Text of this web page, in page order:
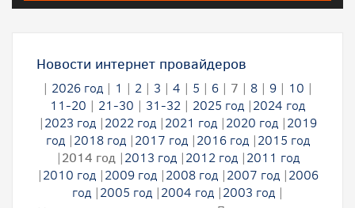
Новости интернет провайдеров
| 2026 год| 1 | 2| 3 | 4 | 5 | 6| 7 | 8| 9| 10 |
11-20 | 21-30 | 31-32 | 2025 год |2024 год
|2023 год|2022 год|2021 год|2020 год|2019
год|2018 год|2017 год|2016 год|2015 год
|2014 год|2013 год|2012 год|2011 год
|2010 год|2009 год|2008 год|2007 год|2006
год|2005 год|2004 год|2003 год|